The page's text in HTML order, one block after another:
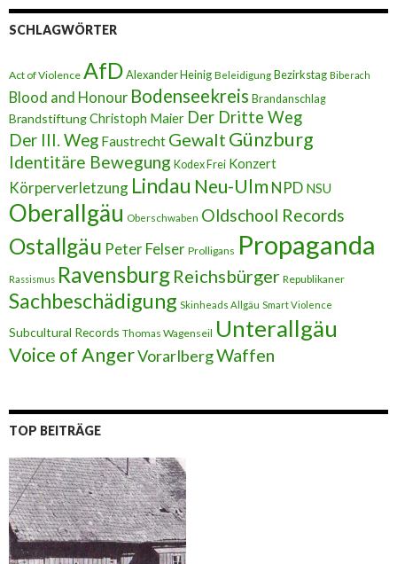
-
A
e
s
s
e
SCHLAGWÖRTER
Act of Violence AfDAlexander Heinig Beleidigung Bezirkstag Biberach
Blood and Honour Bodenseekreis Brandanschlag
BrandstiftungChristoph Maier Der Dritte Weg
Der III. Weg Faustrecht Gewalt Günzburg
Identitäre Bewegung Kodex Frei Konzert
Körperverletzung Lindau Neu-Ulm NPD NSU
Oberallgäu Oberschwaben Oldschool Records
Ostallgäu Peter Felser Prolligans Propaganda
Rassismus Ravensburg Reichsbürger Republikaner
Sachbeschädigung Skinheads Allgäu Smart Violence
Subcultural Records Thomas Wagenseil Unterallgäu
Voice of AngerVorarlbergWaffen
TOP BEITRÄGE